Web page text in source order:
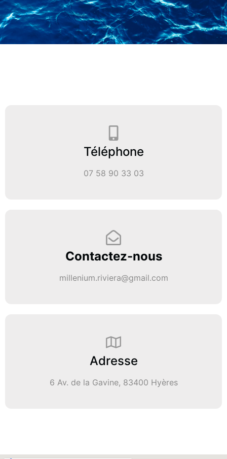
Téléphone
07 58 90 33 03
Contactez-nous
millenium.riviera@gmail.com
Adresse
6 Av. de la Gavine, 83400 Hyères